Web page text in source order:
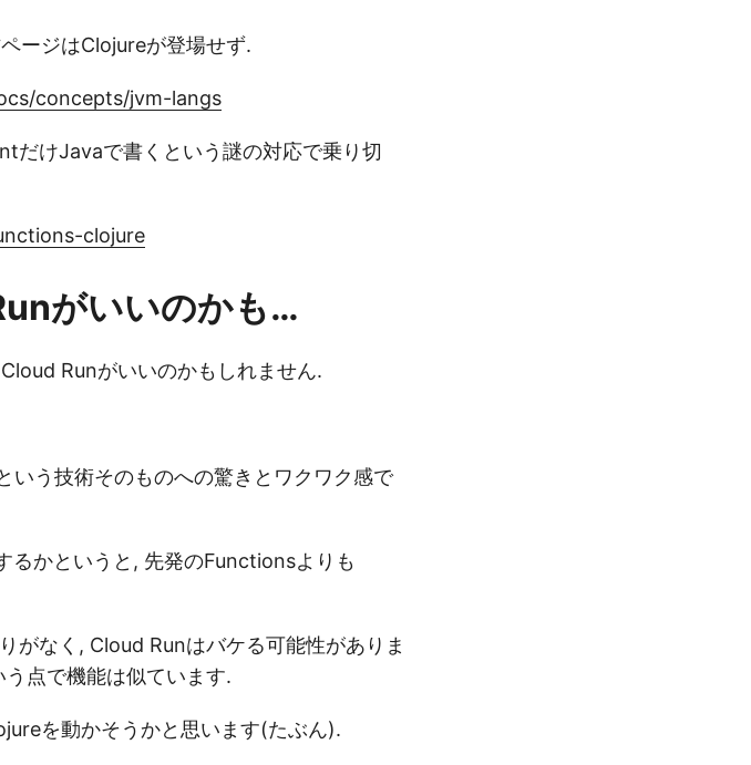
ージはClojureが登場せず.
concepts/jvm-langs
けJavaで書くという謎の対応で乗り切
clojure
がいいのかも…
Runがいいのかもしれません.
いう技術そのものへの驚きとワクワク感で
るかというと, 先発のFunctionsよりも
がなく, Cloud Runはバケる可能性がありま
点で機能は似ています.
を動かそうかと思います(たぶん).